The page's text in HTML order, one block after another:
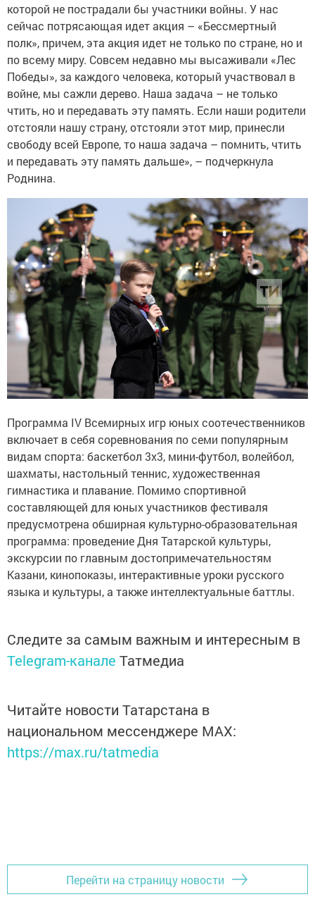
которой не пострадали бы участники войны. У нас
сейчас потрясающая идет акция – «Бессмертный
полк», причем, эта акция идет не только по стране, но и
по всему миру. Совсем недавно мы высаживали «Лес
Победы», за каждого человека, который участвовал в
войне, мы сажли дерево. Наша задача – не только
чтить, но и передавать эту память. Если наши родители
отстояли нашу страну, отстояли этот мир, принесли
свободу всей Европе, то наша задача – помнить, чтить
и передавать эту память дальше», – подчеркнула
Роднина.
Программа IV Всемирных игр юных соотечественников
включает в себя соревнования по семи популярным
видам спорта: баскетбол 3x3, мини-футбол, волейбол,
шахматы, настольный теннис, художественная
гимнастика и плавание. Помимо спортивной
составляющей для юных участников фестиваля
предусмотрена обширная культурно-образовательная
программа: проведение Дня Татарской культуры,
экскурсии по главным достопримечательностям
Казани, кинопоказы, интерактивные уроки русского
языка и культуры, а также интеллектуальные баттлы.
Следите за самым важным и интересным в
Telegram-канале Татмедиа
Читайте новости Татарстана в
национальном мессенджере MАХ:
https://max.ru/tatmedia
Перейти на страницу новости